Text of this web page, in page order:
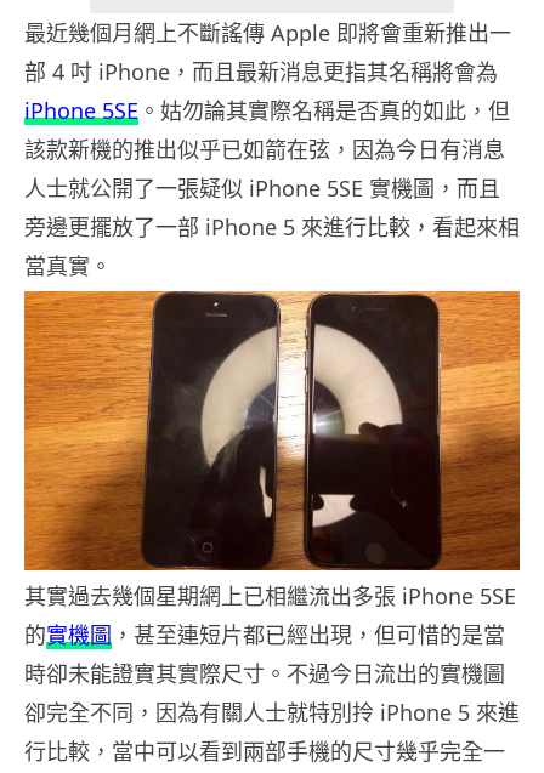
最近幾個月網上不斷謠傳 Apple 即將會重新推出一
部 4 吋 iPhone，而且最新消息更指其名稱將會為
iPhone 5SE 。姑勿論其實際名稱是否真的如此，但
該款新機的推出似乎已如箭在弦，因為今日有消息
人士就公開了一張疑似 iPhone 5SE 實機圖，而且
旁邊更擺放了一部 iPhone 5 來進行比較，看起來相
當真實。
其實過去幾個星期網上已相繼流出多張 iPhone 5SE
的實機圖 ，甚至連短片都已經出現，但可惜的是當
時卻未能證實其實際尺寸。不過今日流出的實機圖
卻完全不同，因為有關人士就特別拎 iPhone 5 來進
行比較，當中可以看到兩部手機的尺寸幾乎完全一